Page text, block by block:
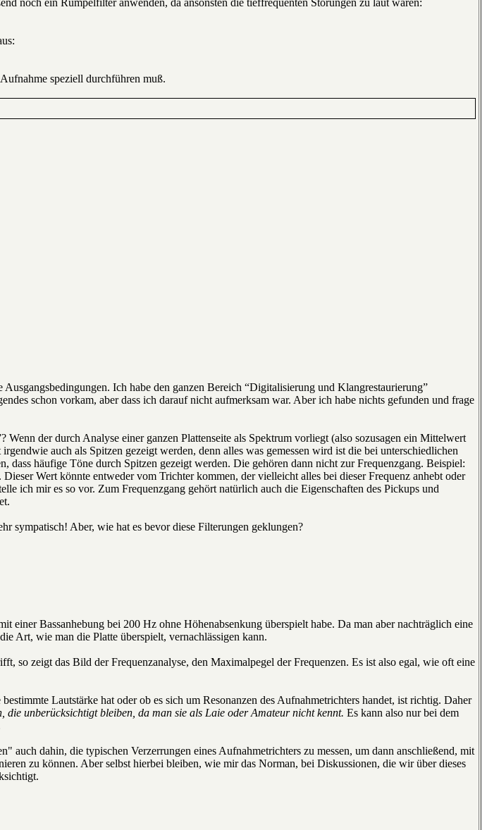
noch ein Rumpelfilter anwenden, da ansonsten die tieffrequenten Störungen zu laut wären:
speziell durchführen muß.
Ich habe den ganzen Bereich “Digitalisierung und Klangrestaurierung”
schon vorkam, aber dass ich darauf nicht aufmerksam war. Aber ich habe nichts gefunden und frage
Wenn der durch Analyse einer ganzen Plattenseite als Spektrum vorliegt (also sozusagen ein Mittelwert
auch als Spitzen gezeigt werden, denn alles was gemessen wird ist die bei unterschiedlichen
dass häufige Töne durch Spitzen gezeigt werden. Die gehören dann nicht zur Frequenzgang. Beispiel:
Wert könnte entweder vom Trichter kommen, der vielleicht alles bei dieser Frequenz anhebt oder
ich mir es so vor. Zum Frequenzgang gehört natürlich auch die Eigenschaften des Pickups und
sympatisch! Aber, wie hat es bevor diese Filterungen geklungen?
einer Bassanhebung bei 200 Hz ohne Höhenabsenkung überspielt habe. Da man aber nachträglich eine
Art, wie man die Platte überspielt, vernachlässigen kann.
so zeigt das Bild der Frequenzanalyse, den Maximalpegel der Frequenzen. Es ist also egal, wie oft eine
Lautstärke hat oder ob es sich um Resonanzen des Aufnahmetrichters handet, ist richtig. Daher
die unberücksichtigt bleiben, da man sie als Laie oder Amateur nicht kennt. Es kann also nur bei dem
auch dahin, die typischen Verzerrungen eines Aufnahmetrichters zu messen, um dann anschließend, mit
zu können. Aber selbst hierbei bleiben, wie mir das Norman, bei Diskussionen, die wir über dieses